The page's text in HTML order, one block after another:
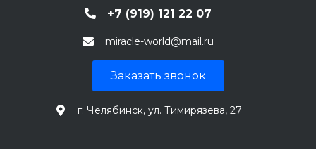
+7 (919) 121 22 07
miracle-world@mail.ru
Заказать звонок
г. Челябинск, ул. Тимирязева, 27